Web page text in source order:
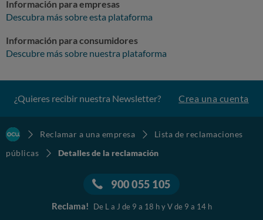
Información para empresas
Descubra más sobre esta plataforma
Información para consumidores
Descubre más sobre nuestra plataforma
¿Quieres recibir nuestra Newsletter? Crea una cuenta
Reclamar a una empresa
Lista de reclamaciones
públicas
Detalles de la reclamación
900 055 105
Reclama! De L a J de 9 a 18 h y V de 9 a 14 h